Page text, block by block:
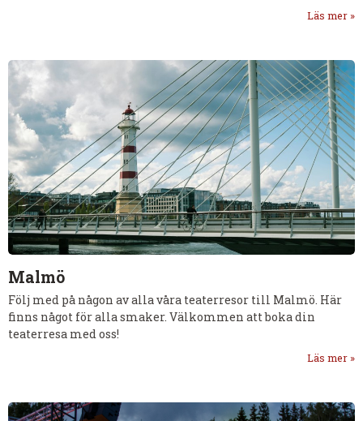
Läs mer
Malmö
Följ med på någon av alla våra teaterresor till Malmö. Här
finns något för alla smaker. Välkommen att boka din
teaterresa med oss!
Läs mer